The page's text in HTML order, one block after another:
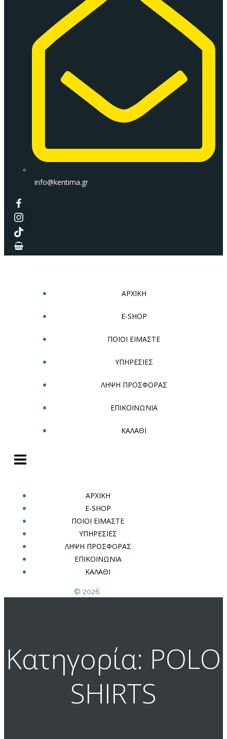
info@kentima.gr
ΑΡΧΙΚΗ
E-SHOP
ΠΟΙΟΙ ΕΙΜΑΣΤΕ
ΥΠΗΡΕΣΙΕΣ
ΛΗΨΗ ΠΡΟΣΦΟΡΑΣ
ΕΠΙΚΟΙΝΩΝΙΑ
ΚΑΛΑΘΙ
ΑΡΧΙΚΗ
E-SHOP
ΠΟΙΟΙ ΕΙΜΑΣΤΕ
ΥΠΗΡΕΣΙΕΣ
ΛΗΨΗ ΠΡΟΣΦΟΡΑΣ
ΕΠΙΚΟΙΝΩΝΙΑ
ΚΑΛΑΘΙ
© 2026.
Κατηγορία: POLO
SHIRTS